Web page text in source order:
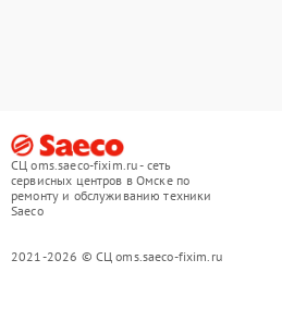
СЦ oms.saeco-fixim.ru - сеть
сервисных центров в Омске по
ремонту и обслуживанию техники
Saeco
2021-2026 © СЦ oms.saeco-fixim.ru